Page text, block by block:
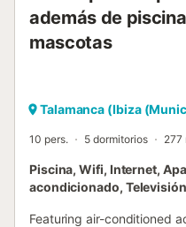
además de
mascotas
Talamanca (Ibiza
10 pers. 5 dormitorios 277
Piscina, Wifi, Internet,
acondicionado,
Featuring air-conditioned